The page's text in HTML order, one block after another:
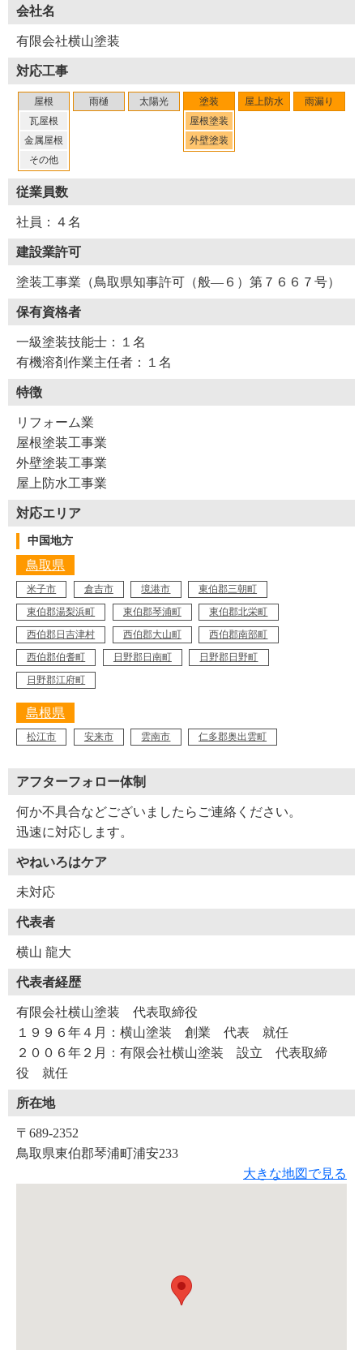
工事店番号
現場の状況をしっかりと把握し、屋根塗装における最善策
いやりを感じることができました。その技術や姿勢を引き
継ぐ息子さんと親子二代で経営する横山塗装が、今後どの
ように変化していくのか楽しみです。
会社名
有限会社横山塗装
対応工事
屋根
瓦屋根
金属屋根
その他
雨樋 太陽光
塗装
屋根塗装
外壁塗装
屋上防水 雨漏り
従業員数
社員：４名
建設業許可
塗装工事業（鳥取県知事許可（般―６）第７６６７号）
保有資格者
一級塗装技能士：１名
有機溶剤作業主任者：１名
特徴
リフォーム業
屋根塗装工事業
外壁塗装工事業
屋上防水工事業
対応エリア
中国地方
鳥取県
米子市 倉吉市 境港市
東伯郡三朝町
東伯郡湯梨浜町
東伯郡琴浦町
東伯郡北栄町
西伯郡日吉津村
西伯郡大山町
西伯郡南部町
西伯郡伯耆町
日野郡日南町
日野郡日野町
日野郡江府町
島根県
松江市 安来市 雲南市 仁多郡奥出雲町
アフターフォロー体制
何か不具合などございましたらご連絡ください。
迅速に対応します。
やねいろはケア
未対応
代表者
横山 龍大
代表者経歴
有限会社横山塗装 代表取締役
１９９６年４月：横山塗装 創業 代表 就任
２００６年２月：有限会社横山塗装 設立 代表取締
役 就任
所在地
〒689-2352
鳥取県東伯郡琴浦町浦安233
大きな地図で見る